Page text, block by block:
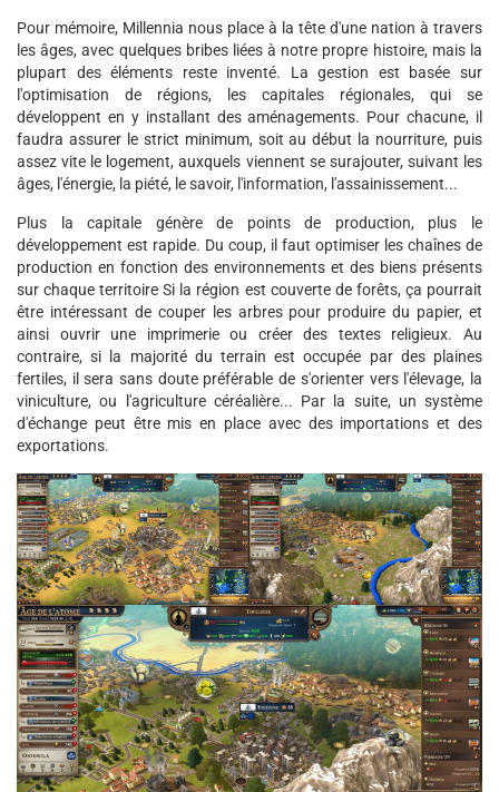
Pour mémoire, Millennia nous place à la tête d'une nation à travers
les âges, avec quelques bribes liées à notre propre histoire, mais la
plupart des éléments reste inventé. La gestion est basée sur
l'optimisation de régions, les capitales régionales, qui se
développent en y installant des aménagements. Pour chacune, il
faudra assurer le strict minimum, soit au début la nourriture, puis
assez vite le logement, auxquels viennent se surajouter, suivant les
âges, l'énergie, la piété, le savoir, l'information, l'assainissement...
Plus la capitale génère de points de production, plus le
développement est rapide. Du coup, il faut optimiser les chaînes de
production en fonction des environnements et des biens présents
sur chaque territoire Si la région est couverte de forêts, ça pourrait
être intéressant de couper les arbres pour produire du papier, et
ainsi ouvrir une imprimerie ou créer des textes religieux. Au
contraire, si la majorité du terrain est occupée par des plaines
fertiles, il sera sans doute préférable de s'orienter vers l'élevage, la
viniculture, ou l'agriculture céréalière... Par la suite, un système
d'échange peut être mis en place avec des importations et des
exportations.